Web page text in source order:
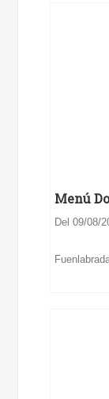
Menú
Del 09/08/